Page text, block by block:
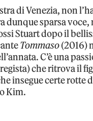
di Venezia, non
dunque sparsa
Stuart dopo il
Tommaso(2016)
C’è una
che ritrova il
insegue certe rotte
Kim.